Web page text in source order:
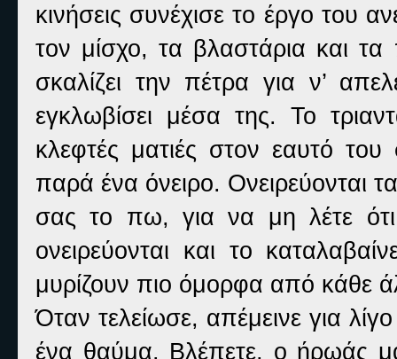
κινήσεις συνέχισε το έργο του
τον μίσχο, τα βλαστάρια και
σκαλίζει την πέτρα για ν’
εγκλωβίσει μέσα της. Το
κλεφτές ματιές στον εαυτό
παρά ένα όνειρο. Ονειρεύονται
σας το πω, για να μη λέτε
ονειρεύονται και το
μυρίζουν πιο όμορφα από κάθε
Όταν τελείωσε, απέμεινε για
ένα θαύμα. Βλέπετε, ο ήρωάς